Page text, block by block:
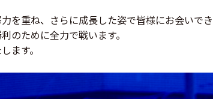
を重ね、さらに成長した姿で皆様にお会いでき
のために全力で戦います。
ます。